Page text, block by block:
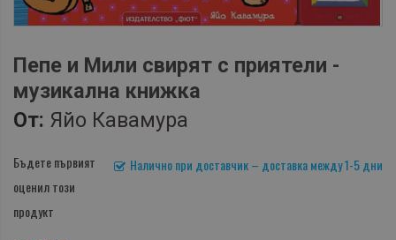
Пепе и Мили свирят с приятели -
музикална книжка
От: Яйо Кавамура
Налично при доставчик – доставка между 1-5 дни
Бъдете първият
оценил този
продукт